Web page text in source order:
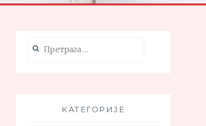
за:
КАТЕГОРИЈЕ